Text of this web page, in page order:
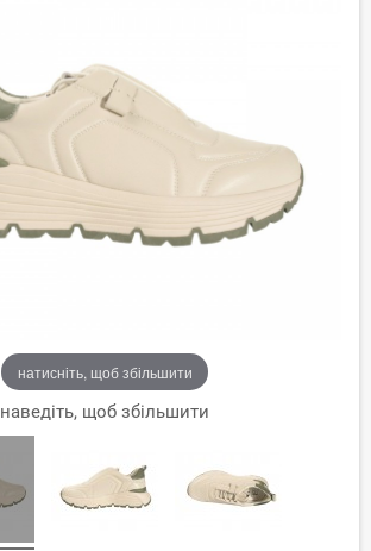
натисніть, щоб збільшити
наведіть, щоб збільшити